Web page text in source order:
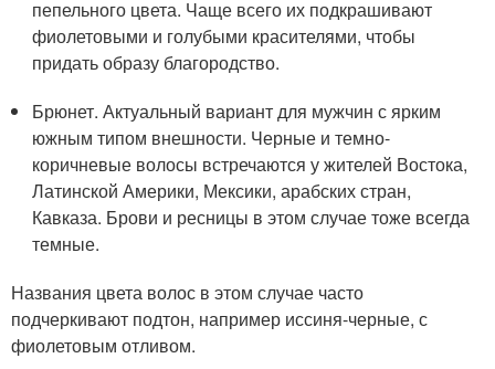
пепельного цвета. Чаще всего их подкрашивают
фиолетовыми и голубыми красителями, чтобы
придать образу благородство.
Брюнет. Актуальный вариант для мужчин с ярким
южным типом внешности. Черные и темно-
коричневые волосы встречаются у жителей Востока,
Латинской Америки, Мексики, арабских стран,
Кавказа. Брови и ресницы в этом случае тоже всегда
темные.
Названия цвета волос в этом случае часто
подчеркивают подтон, например иссиня-черные, с
фиолетовым отливом.